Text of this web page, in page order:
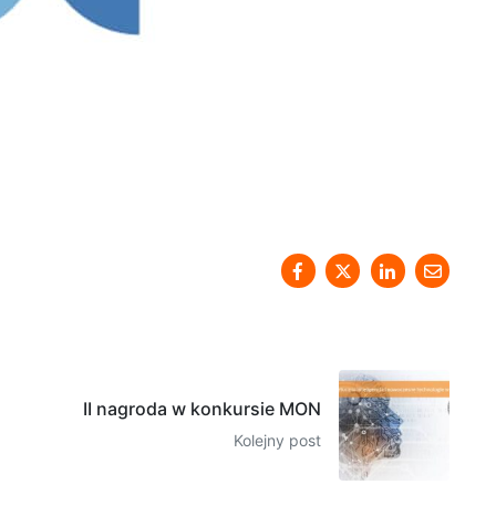
II nagroda w konkursie MON
Kolejny post